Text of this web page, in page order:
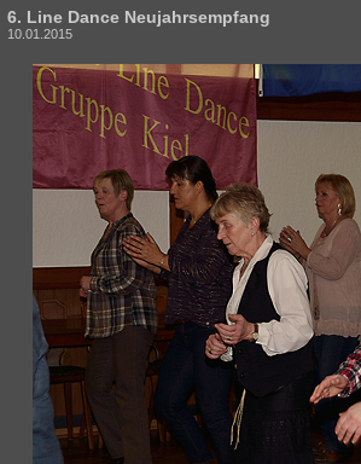
6. Line Dance Neujahrsempfang
10.01.2015